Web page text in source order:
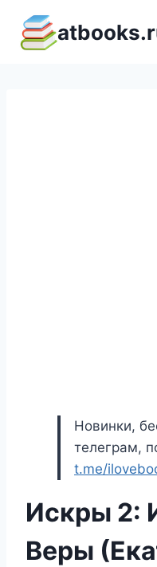
содержимому
Новинки,
телеграм,
t.me/
Искры 2:
Веры